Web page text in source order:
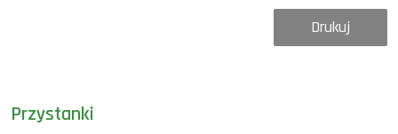
Przystanki
Drukuj